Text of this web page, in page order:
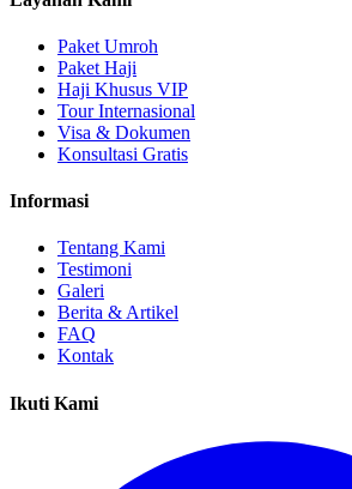
Paket Umroh
Paket Haji
Haji Khusus VIP
Tour Internasional
Visa & Dokumen
Konsultasi Gratis
Informasi
Tentang Kami
Testimoni
Galeri
Berita & Artikel
FAQ
Kontak
Ikuti Kami